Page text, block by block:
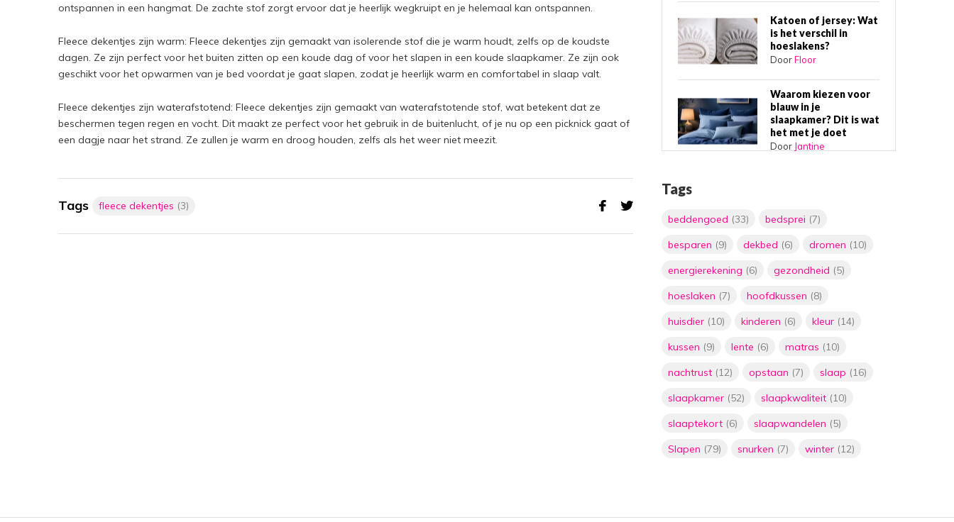
ontspannen in een hangmat. De zachte stof zorgt ervoor dat je heerlijk wegkruipt en je helemaal kan ontspannen.
Fleece dekentjes zijn warm: Fleece dekentjes zijn gemaakt van isolerende stof die je warm houdt, zelfs op de koudste
dagen. Ze zijn perfect voor het buiten zitten op een koude dag of voor het slapen in een koude slaapkamer. Ze zijn ook
geschikt voor het opwarmen van je bed voordat je gaat slapen, zodat je heerlijk warm en comfortabel in slaap valt.
Fleece dekentjes zijn waterafstotend: Fleece dekentjes zijn gemaakt van waterafstotende stof, wat betekent dat ze
beschermen tegen regen en vocht. Dit maakt ze perfect voor het gebruik in de buitenlucht, of je nu op een picknick gaat of
een dagje naar het strand. Ze zullen je warm en droog houden, zelfs als het weer niet meezit.
Tags fleece dekentjes (3)
Katoen of jersey: Wat
is het verschil in
hoeslakens?
DoorFloor
Waarom kiezen voor
blauw in je
slaapkamer? Dit is wat
het met je doet
Door Jantine
DoorFloor
voor stress en
slaapproblemen:
verzwaringsdekens
besparen door het
thermostaat met
DoorFloor
De ultieme gids voor
het kiezen van de
perfecte matras:
Tags
beddengoed (33) bedsprei (7)
besparen (9) dekbed (6) dromen (10)
energierekening (6) gezondheid (5)
hoeslaken (7) hoofdkussen (8)
huisdier (10) kinderen (6) kleur (14)
kussen (9) lente (6) matras (10)
nachtrust (12) opstaan (7) slaap (16)
slaapkamer (52) slaapkwaliteit (10)
slaaptekort (6) slaapwandelen (5)
Slapen (79) snurken (7) winter (12)